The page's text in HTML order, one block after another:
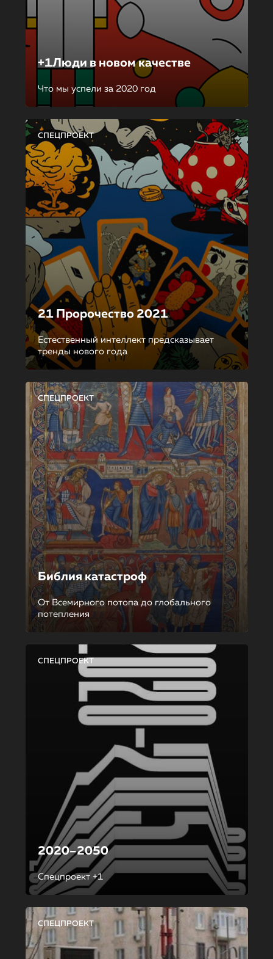
+1Люди в новом качестве
Что мы успели за 2020 год
СПЕЦПРОЕКТ
21 Пророчество 2021
Естественный интеллект предсказывает
тренды нового года
СПЕЦПРОЕКТ
Библия катастроф
От Всемирного потопа до глобального
потепления
СПЕЦПРОЕКТ
2020–2050
Спецпроект +1
СПЕЦПРОЕКТ